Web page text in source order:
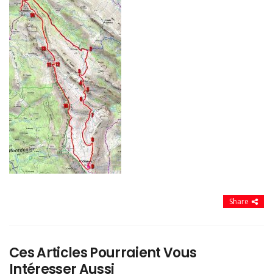
Share
Ces Articles Pourraient Vous
Intéresser Aussi